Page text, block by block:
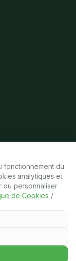
fonctionnement du
analytiques et
ou personnaliser
de Cookies /